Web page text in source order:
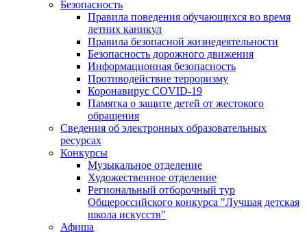
Безопасность
Правила поведения обучающихся во время
летних каникул
Правила безопасной жизнедеятельности
Безопасность дорожного движения
Информационная безопасность
Противодействие терроризму
Коронавирус COVID-19
Памятка о защите детей от жестокого
обращения
Сведения об электронных образовательных
ресурсах
Конкурсы
Музыкальное отделение
Художественное отделение
Региональный отборочный тур
Общероссийского конкурса "Лучшая детская
школа искусств"
Афиша